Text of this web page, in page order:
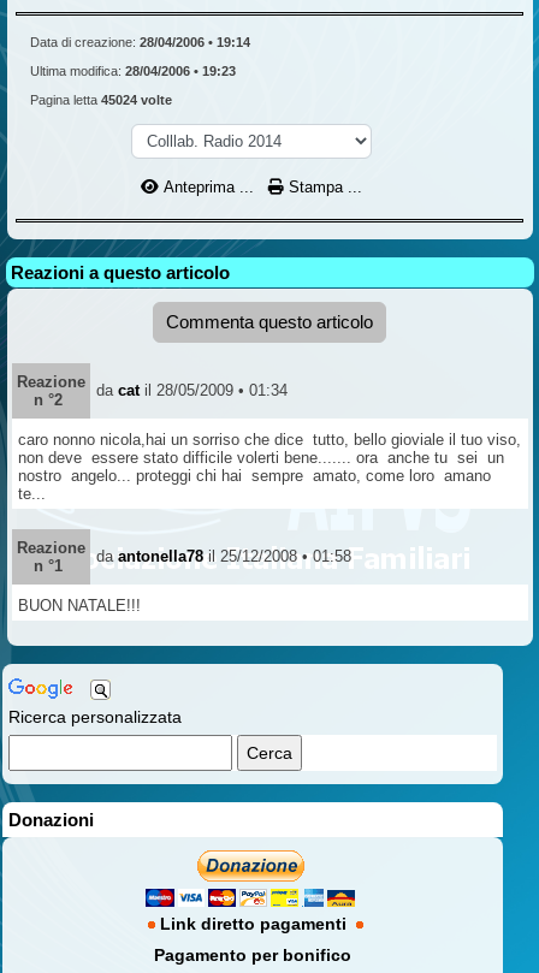
Ricerca personalizzata
Donazioni
Link diretto pagamenti
Pagamento per bonifico
Data di creazione: 28/04/2006 • 19:14
Ultima modifica: 28/04/2006 • 19:23
Pagina letta 45024 volte
Anteprima ... Stampa ...
Reazioni a questo articolo
Commenta questo articolo
Reazione
n °2
da cat il 28/05/2009 • 01:34
caro nonno nicola,hai un sorriso che dice tutto, bello gioviale il tuo viso,
non deve essere stato difficile volerti bene....... ora anche tu sei un
nostro angelo... proteggi chi hai sempre amato, come loro amano
te...
Reazione
n °1
da antonella78 il 25/12/2008 • 01:58
BUON NATALE!!!